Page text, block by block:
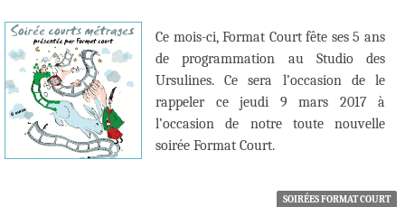
Ce mois-ci, Format Court fête ses 5 ans
de programmation au Studio des
Ursulines. Ce sera l’occasion de le
rappeler ce jeudi 9 mars 2017 à
l’occasion de notre toute nouvelle
soirée Format Court.
SOIRÉES FORMAT COURT